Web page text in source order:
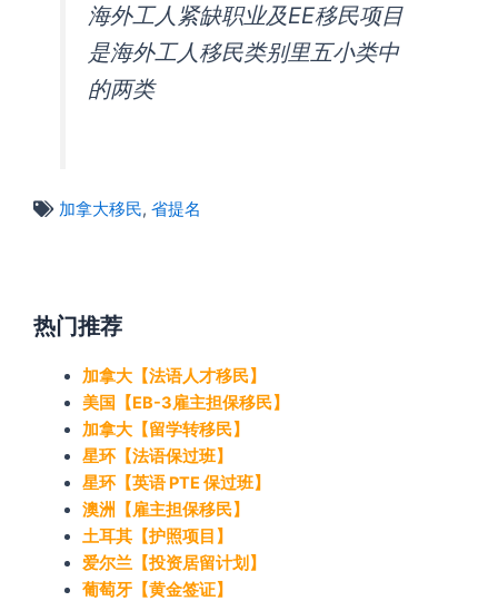
海外工人紧缺职业及EE移民项目
是海外工人移民类别里五小类中
的两类
加拿大移民,省提名
热门推荐
加拿大【法语人才移民】
美国【EB-3雇主担保移民】
加拿大【留学转移民】
星环【法语保过班】
星环【英语 PTE 保过班】
澳洲【雇主担保移民】
土耳其【护照项目】
爱尔兰【投资居留计划】
葡萄牙【黄金签证】